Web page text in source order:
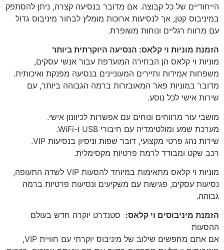
הייחודיים של כל קבוצה. אם מדובר בנסיעה קצרה, ניתן להסתפק
במיניבוס קטן, אך לנסיעות ארוכות מומלץ לבחור מיניבוס גדול
עם מרווח רגליים ונוחות משופרת.
הזמנת מוניות וי קלאס: הנסיעה היוקרתית ביותר
מוניות וי קלאס הן הבחירה המועדפת עבור אנשי עסקים,
משפחות אמידות ותיירים המעוניינים בנסיעה מפנקת ואיכותית.
מדובר במוניות פאר המאובזרות ברמה הגבוהה ביותר, עם
שירות אישי לכל נוסע.
מושבי עור מרווחים ונוחים עם אפשרות לכיוונון אישי.
מערכת שמע ומולטימדיה עם חיבורי USB ו-WiFi.
שירות נהג פרטי מקצועי, דובר שפות וניסיון בנסיעות VIP.
רכב שקט ומבודד לרמת פרטיות מקסימלית.
מוניות וי קלאס מתאימות במיוחד להסעות VIP לשדה התעופה,
נסיעות עסקים, פגישות עם משקיעים ונסיעות פרטיות ברמה
גבוהה.
הזמנת מיניבוסים וי קלאס: סטנדרט יוקרה חדש בעולם
ההסעות
אם אתם מחפשים שילוב של מיניבוס יוקרתי עם חוויית VIP,